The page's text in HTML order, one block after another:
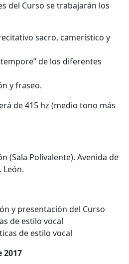
del Curso se trabajarán los
sacro, camerístico y
de los diferentes
y fraseo.
de 415 hz (medio tono más
(Sala Polivalente). Avenida de
León.
y presentación del Curso
de estilo vocal
de estilo vocal
2017